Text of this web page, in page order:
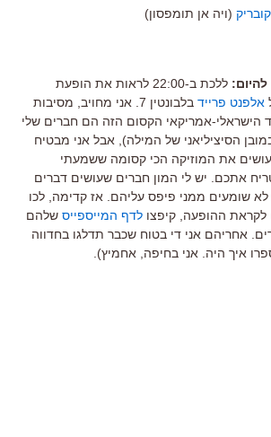
(ויה אן תומפסון)
ללכת ב-22:00 לראות את הופעת
אלפנט פרייד
בלבונטין 7. אני מחויב, מסיבות
הישראלי-אמריקאי הקסום הזה הם חברים שלי
הסיציליאני של המילה), אבל אני מבטיח
את המוזיקה הכי קסומה ששמעתי
אתכם. יש לי המון חברים שעושים דברים
לא שומעים ממני פיפס עליהם. אז קדימה, לכו
ההופעה, קיפצו לדף המייספייס שלהם
אחריהם אני די בטוח שכבר תדלגו בחדווה
איך היה. אני בחיפה, אחמיץ).